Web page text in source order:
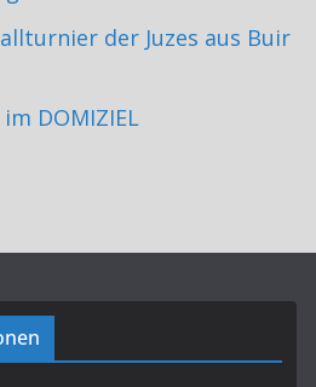
der Juzes aus Buir
DOMIZIEL